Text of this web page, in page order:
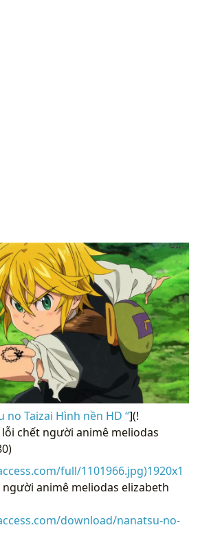
no Taizai Hình nền HD “](!
lỗi chết người animê meliodas
full/1101966.jpg)1920x1
animê meliodas elizabeth
download/nanatsu-no-